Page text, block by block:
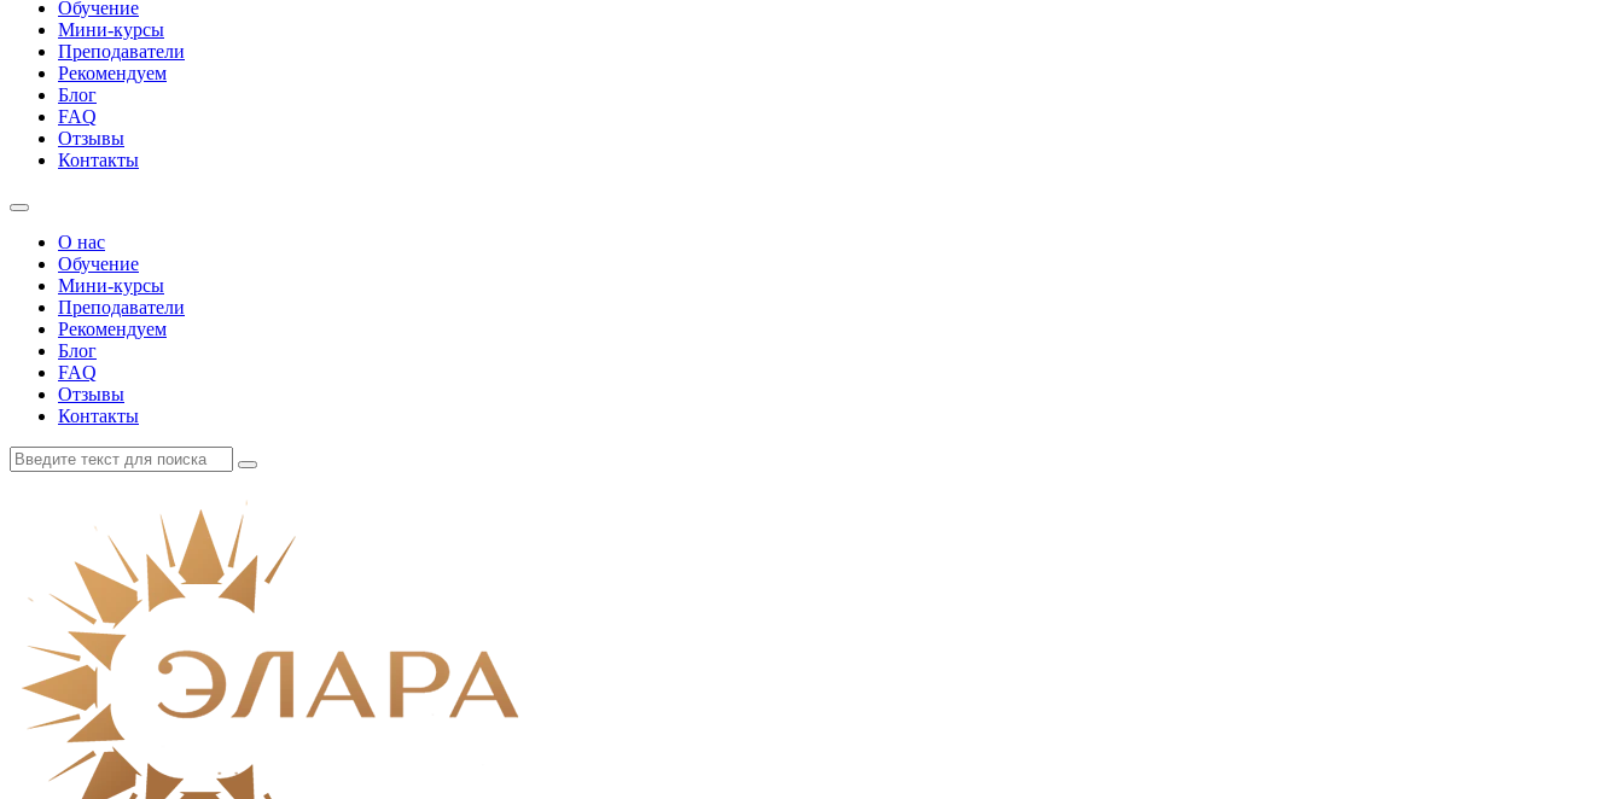
Обучение
Мини-курсы
Преподаватели
Рекомендуем
Блог
FAQ
Отзывы
Контакты
О нас
Обучение
Мини-курсы
Преподаватели
Рекомендуем
Блог
FAQ
Отзывы
Контакты